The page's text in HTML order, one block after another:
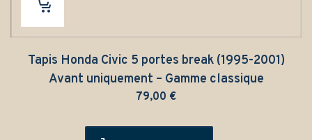
Tapis Honda Civic 5 portes break (1995-2001)
Avant uniquement – Gamme classique
79,00 €